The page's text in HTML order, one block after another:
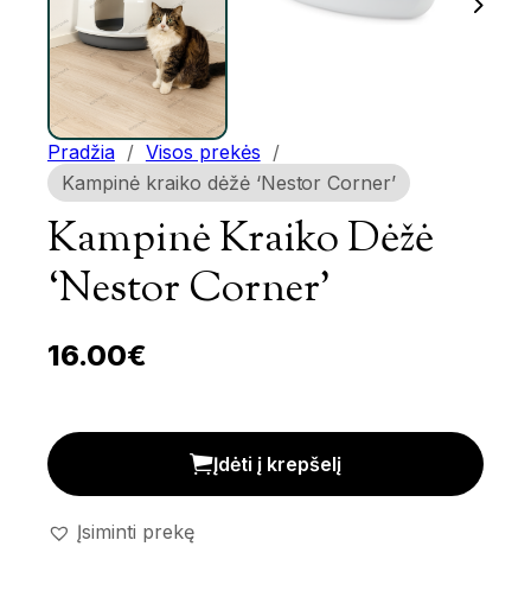
Pradžia / Visos prekės /
Kampinė kraiko dėžė ‘Nestor Corner’
Kampinė Kraiko Dėžė
‘Nestor Corner’
16.00€
Kampinė kraiko dėžė 'Nestor Corner' kiekis
Įdėti į krepšelį
Įsiminti prekę